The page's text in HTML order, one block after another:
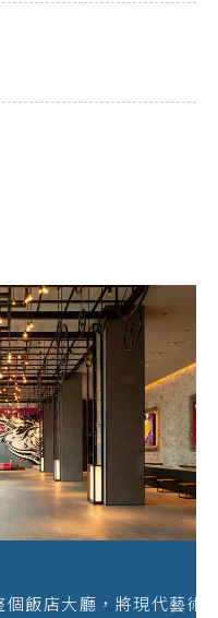
店大廳，將現代藝術